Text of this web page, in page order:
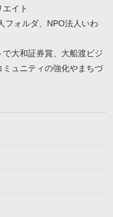
イト
フォルダ、NPO法人いわ
大和証券賞、大船渡ビジ
ュニティの強化やまちづ